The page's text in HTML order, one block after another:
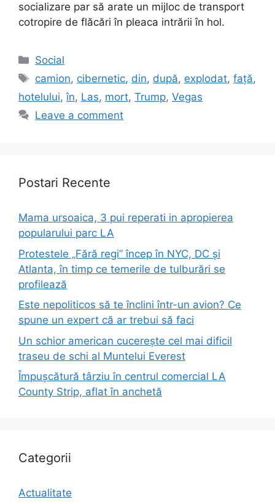
socializare par să arate un mijloc de transport
cotropire de flăcări în pleaca intrării în hol.
Categories
Social
Tags
camion, cibernetic, din, după, explodat,față,
hotelului,în, Las, mort, Trump, Vegas
Leave a comment
Postari Recente
Mama ursoaica, 3 pui reperati in apropierea
popularului parc LA
Protestele „Fără regi” încep în NYC, DC și
Atlanta, în timp ce temerile de tulburări se
profilează
Este nepoliticos să te înclini într-un avion? Ce
spune un expert că ar trebui să faci
Un schior american cucerește cel mai dificil
traseu de schi al Muntelui Everest
Împușcătură târziu în centrul comercial LA
County Strip, aflat în anchetă
Categorii
Actualitate